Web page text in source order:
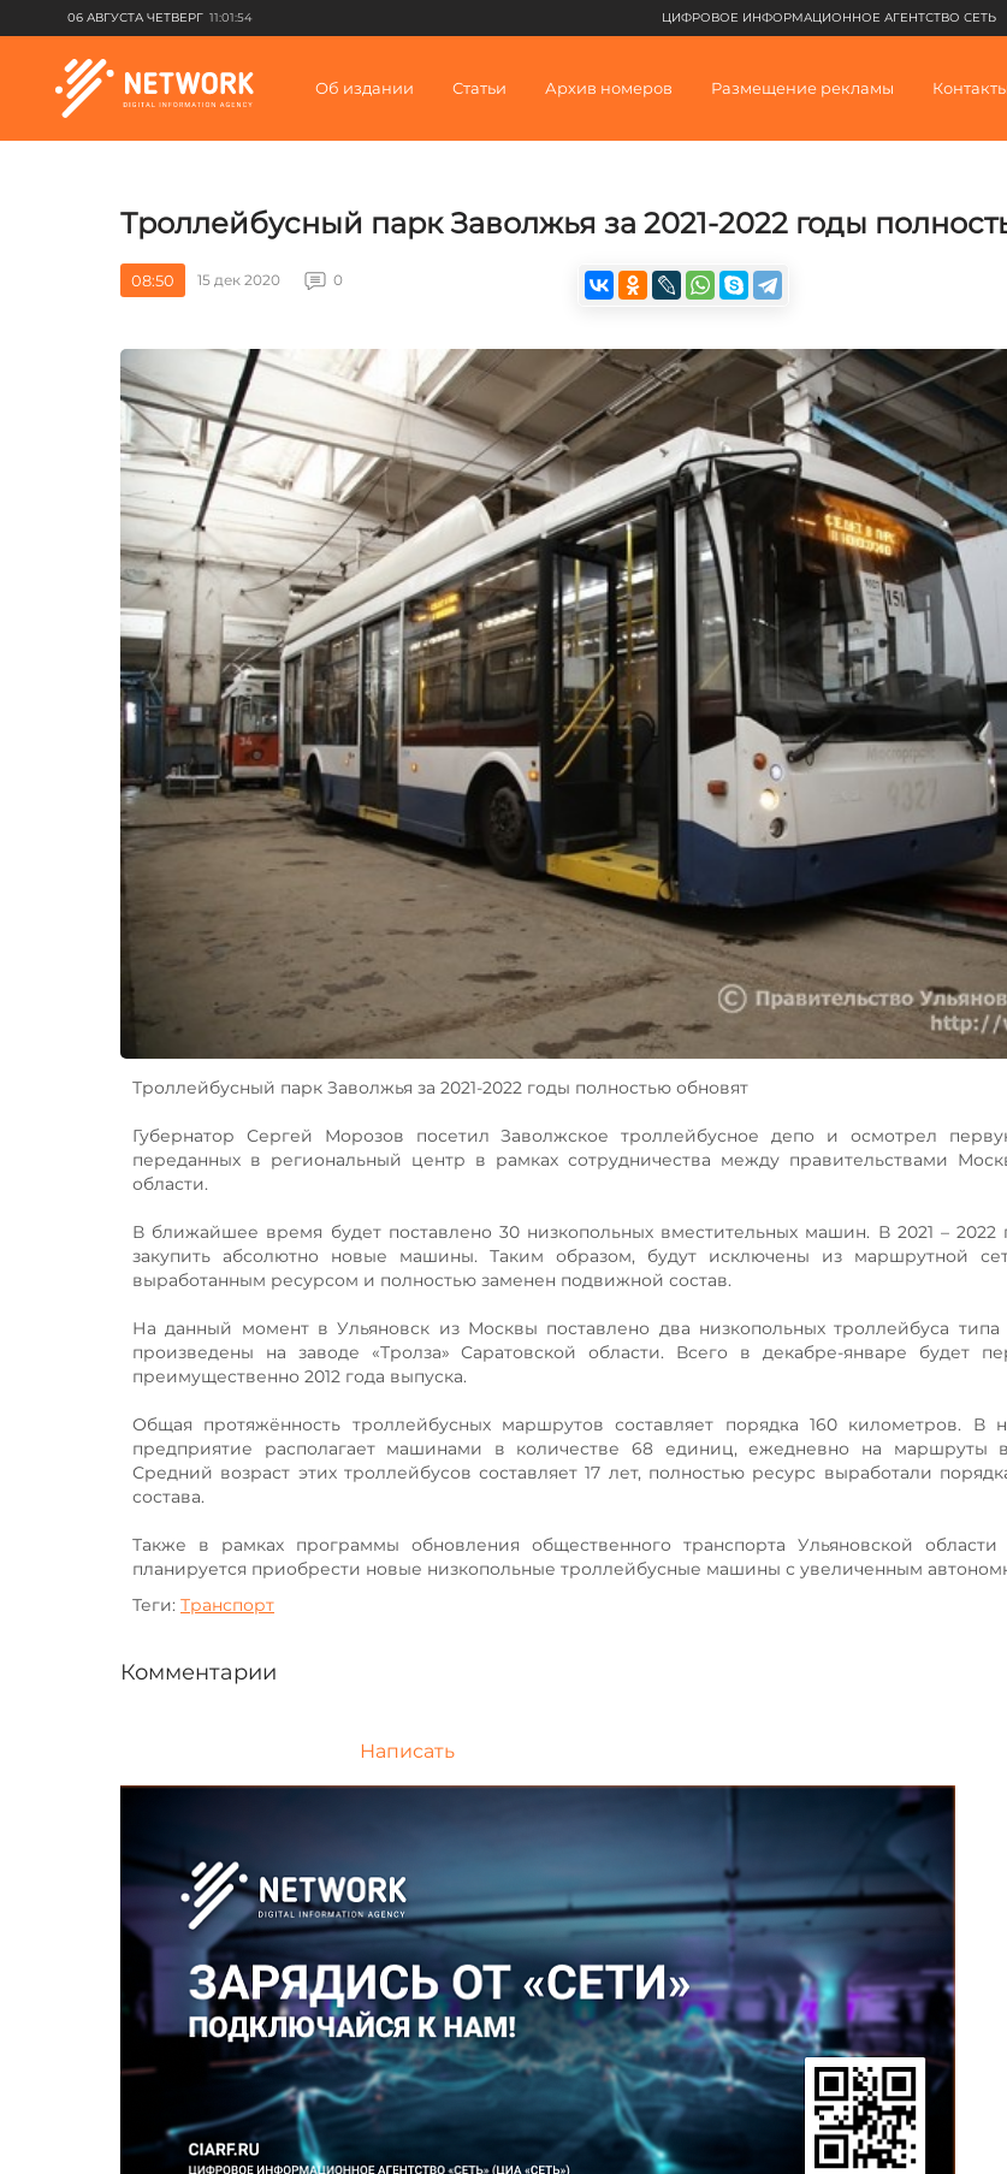
06 АВГУСТА ЧЕТВЕРГ 11:01:54 ЦИФРОВОЕ ИНФОРМАЦИОННОЕ АГЕНТСТВО СЕТЬ
Об издании Статьи Архив номеров Размещение рекламы Контакты
Троллейбусный парк Заволжья за 2021-2022 годы
08:50 15 дек 2020 0
Троллейбусный парк Заволжья за 2021-2022 годы полностью обновят
Губернатор Сергей Морозов посетил Заволжское троллейбусное депо и осмотрел
переданных в региональный центр в рамках сотрудничества между правительствами
области.
В ближайшее время будет поставлено 30 низкопольных вместительных машин. В 2021 – 2022
закупить абсолютно новые машины. Таким образом, будут исключены из маршрутной
выработанным ресурсом и полностью заменен подвижной состав.
На данный момент в Ульяновск из Москвы поставлено два низкопольных троллейбуса типа
произведены на заводе «Тролза» Саратовской области. Всего в декабре-январе будет
преимущественно 2012 года выпуска.
Общая протяжённость троллейбусных маршрутов составляет порядка 160 километров. В
предприятие располагает машинами в количестве 68 единиц, ежедневно на маршруты
Средний возраст этих троллейбусов составляет 17 лет, полностью ресурс выработали
состава.
Также в рамках программы обновления общественного транспорта Ульяновской области
планируется приобрести новые низкопольные троллейбусные машины с увеличенным
Теги: Транспорт
Комментарии
Написать